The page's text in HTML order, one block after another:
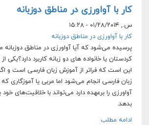
کار با آواورزی در مناطق دوزبانه
س., ۰۱/۲۸/۲۰۱۴ - ۱۵:۲۸
کار با آواورزی در مناطق دوزبانه
پرسیده می‌شود که آیا آواورزی در مناطق دوزبانه
کردستان یا خانواده های دو زبانه کاربرد دارد؟یکی
این است که فراتر از آموزش زبان فارسی است و
زبان فارسی انجام می‌شود اما مربی یا آموزگاری
آواورزی را برعهده دارد می‌تواند با خلاقیت‌های
بدهد.
ادامه مطلب